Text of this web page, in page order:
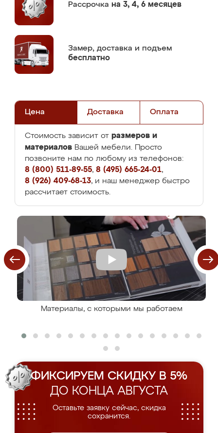
Рассрочка на 3, 4, 6 месяцев
Замер, доставка и подъем
бесплатно
Цена Доставка Оплата
Стоимость зависит от размеров и
материалов Вашей мебели. Просто
позвоните нам по любому из телефонов:
8 (800) 511-89-55, 8 (495) 665-24-01,
8 (926) 409-68-13, и наш менеджер быстро
рассчитает стоимость.
Материалы, с которыми мы работаем
ФИКСИРУЕМ СКИДКУ В 5%
ДО КОНЦА АВГУСТА
Оставьте заявку сейчас, скидка
сохранится.